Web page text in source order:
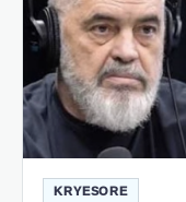
KRYESORE